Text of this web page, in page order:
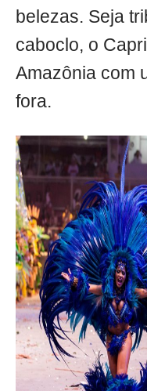
belezas. Seja
caboclo, o
Amazônia com
fora.